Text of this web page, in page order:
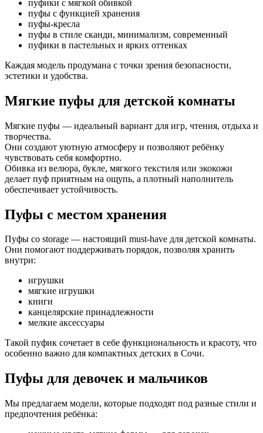
пуфики с мягкой обивкой
пуфы с функцией хранения
пуфы-кресла
пуфы в стиле сканди, минимализм, современный
пуфики в пастельных и ярких оттенках
Каждая модель продумана с точки зрения безопасности,
эстетики и удобства.
Мягкие пуфы для детской комнаты
Мягкие пуфы — идеальный вариант для игр, чтения, отдыха и
творчества.
Они создают уютную атмосферу и позволяют ребёнку
чувствовать себя комфортно.
Обивка из велюра, букле, мягкого текстиля или экокожи
делает пуф приятным на ощупь, а плотный наполнитель
обеспечивает устойчивость.
Пуфы с местом хранения
Пуфы со storage — настоящий must-have для детской комнаты.
Они помогают поддерживать порядок, позволяя хранить
внутри:
игрушки
мягкие игрушки
книги
канцелярские принадлежности
мелкие аксессуары
Такой пуфик сочетает в себе функциональность и красоту, что
особенно важно для компактных детских в Сочи.
Пуфы для девочек и мальчиков
Мы предлагаем модели, которые подходят под разные стили и
предпочтения ребёнка: